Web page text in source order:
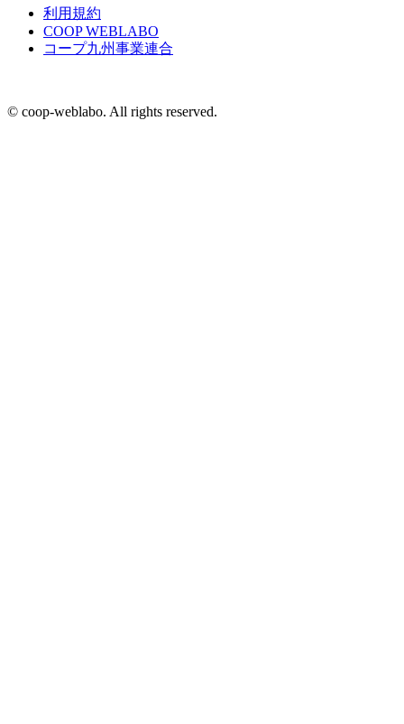
利用規約
COOP WEBLABO
コープ九州事業連合
© coop-weblabo. All rights reserved.